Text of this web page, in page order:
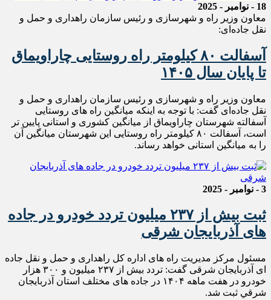
18 - نوامبر - 2025
معاون وزیر راه و شهرسازی و رئیس سازمان راهداری و حمل و
نقل جاده‌ای:
آسفالت ۸۰ کیلومتر راه روستایی چاراویماق
تا پایان سال ۱۴۰۵
معاون وزیر راه و شهرسازی و رئیس سازمان راهداری و حمل و
نقل جاده‌ای گفت: با توجه به اینکه میانگین راه های روستایی
آسفالته شهرستان چاراویماق از میانگین کشوری و استانی پایین تر
است، آسفالت ۸۰ کیلومتر راه روستایی این شهرستان میانگین آن
را به میانگین استانی خواهد رساند.
3 - نوامبر - 2025
ثبت بیش از ۲۳۷ ميليون تردد خودرو در جاده
های آذربايجان شرقی
مسئول مرکز مدیریت راه های اداره کل راهداری و حمل و نقل جاده
ای آذربایجان شرقی گفت: تردد بیش از ۲۳۷ ميليون و ۳۰۰ هزار
خودرو در هفت ماهه ۱۴۰۴ در جاده های مختلف استان آذربايجان
شرقي ثبت شد.